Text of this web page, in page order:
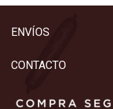
tiene
ENVÍOS
CONTACTO